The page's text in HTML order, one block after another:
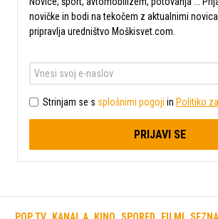
novičke in bodi na tekočem z aktualnimi
pripravlja uredništvo Moškisvet.com.
Strinjam se s splošnimi pogoji in Politiko
PRIJAVI SE